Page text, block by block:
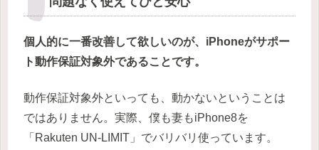
個人的に一番改善して欲しいのが、iPhoneがサポー
ト動作保証対象外であることです。
動作保証対象外といっても、動かないということは
ではありません。実際、僕も妻もiPhone8を
「Rakuten UN-LIMIT」でバリバリ使っています。